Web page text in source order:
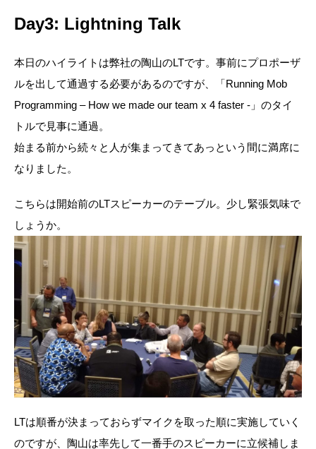
Day3: Lightning Talk
本日のハイライトは弊社の陶山のLTです。事前にプロポーザ
ルを出して通過する必要があるのですが、「Running Mob
Programming – How we made our team x 4 faster -」のタイ
トルで見事に通過。
始まる前から続々と人が集まってきてあっという間に満席に
なりました。
こちらは開始前のLTスピーカーのテーブル。少し緊張気味で
しょうか。
LTは順番が決まっておらずマイクを取った順に実施していく
のですが、陶山は率先して一番手のスピーカーに立候補しま